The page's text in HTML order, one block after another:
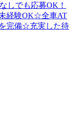
しでも応募OK！
経験OK☆全車AT
完備☆充実した待